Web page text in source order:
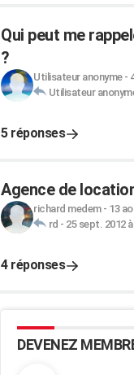
Qui peut me
?
Utilisateur anonyme-
Utilisateur
5 réponses
Agence de
richard medem- 13
rd - 25 sept. 2012 à
4 réponses
DEVENEZ